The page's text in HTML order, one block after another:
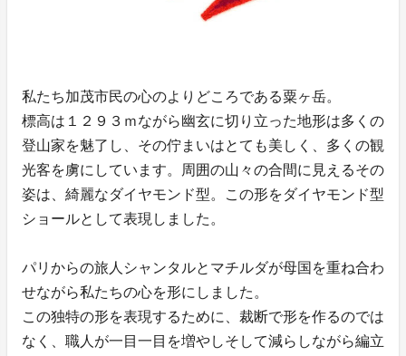
私たち加茂市民の心のよりどころである粟ヶ岳。
標高は１２９３ｍながら幽玄に切り立った地形は多くの
登山家を魅了し、その佇まいはとても美しく、多くの観
光客を虜にしています。周囲の山々の合間に見えるその
姿は、綺麗なダイヤモンド型。この形をダイヤモンド型
ショールとして表現しました。
パリからの旅人シャンタルとマチルダが母国を重ね合わ
せながら私たちの心を形にしました。
この独特の形を表現するために、裁断で形を作るのでは
なく、職人が一目一目を増やしそして減らしながら編立